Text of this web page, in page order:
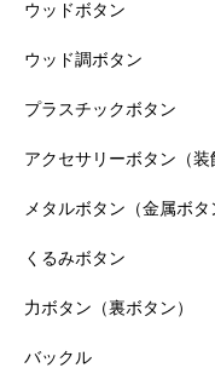
ウッドボタン
ウッド調ボタン
プラスチックボタン
アクセサリーボタン（装
メタルボタン（金属ボタ
くるみボタン
力ボタン（裏ボタン）
バックル